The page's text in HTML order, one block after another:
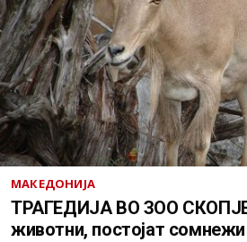
МАКЕДОНИЈА
ТРАГЕДИЈА ВО ЗОО
животни, постојат